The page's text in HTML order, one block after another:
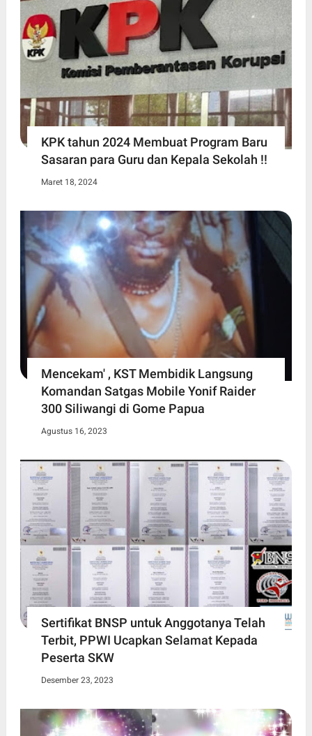
KPK tahun 2024 Membuat Program Baru
Sasaran para Guru dan Kepala Sekolah !!
Maret 18, 2024
Mencekam' , KST Membidik Langsung
Komandan Satgas Mobile Yonif Raider
300 Siliwangi di Gome Papua
Agustus 16, 2023
Sertifikat BNSP untuk Anggotanya Telah
Terbit, PPWI Ucapkan Selamat Kepada
Peserta SKW
Desember 23, 2023